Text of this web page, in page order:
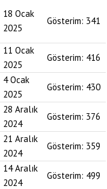
18 Ocak
2025
Gösterim: 341
11 Ocak
2025
Gösterim: 416
4 Ocak
2025
Gösterim: 430
28 Aralık
2024
Gösterim: 376
21 Aralık
2024
Gösterim: 359
14 Aralık
2024
Gösterim: 499